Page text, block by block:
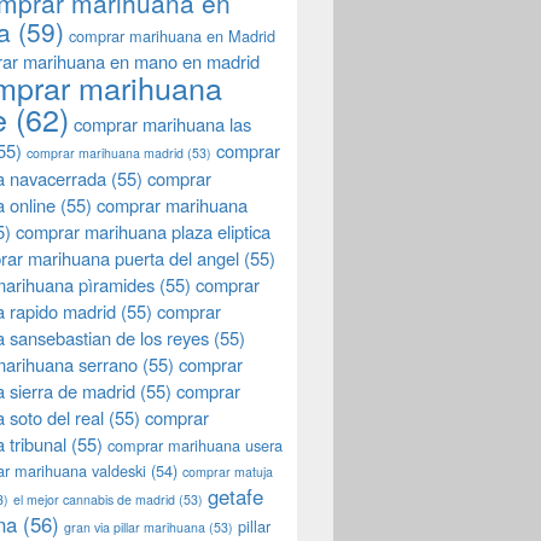
(59) comprar marihuana en Madrid
marihuana en mano en madrid
marihuana
(62) comprar marihuana las
comprar marihuana madrid (53) comprar
navacerrada (55) comprar
online (55) comprar marihuana
comprar marihuana plaza eliptica
marihuana puerta del angel (55)
pìramides (55) comprar
rapido madrid (55) comprar
sansebastian de los reyes (55)
serrano (55) comprar
sierra de madrid (55) comprar
soto del real (55) comprar
tribunal (55) comprar marihuana usera
marihuana valdeski (54) comprar matuja
el mejor cannabis de madrid (53) getafe
(56) gran via pillar marihuana (53) pillar